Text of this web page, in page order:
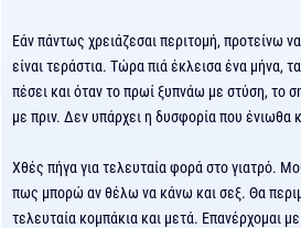
Εάν πάντως χρειάζεσαι περιτομή, προτείνω
είναι τεράστια. Τώρα πιά έκλεισα ένα μήνα,
πέσει και όταν το πρωί ξυπνάω με στύση, το
με πριν. Δεν υπάρχει η δυσφορία που ένιωθα
Χθές πήγα για τελευταία φορά στο γιατρό.
πως μπορώ αν θέλω να κάνω και σεξ. Θα
τελευταία κομπάκια και μετά. Επανέρχομαι